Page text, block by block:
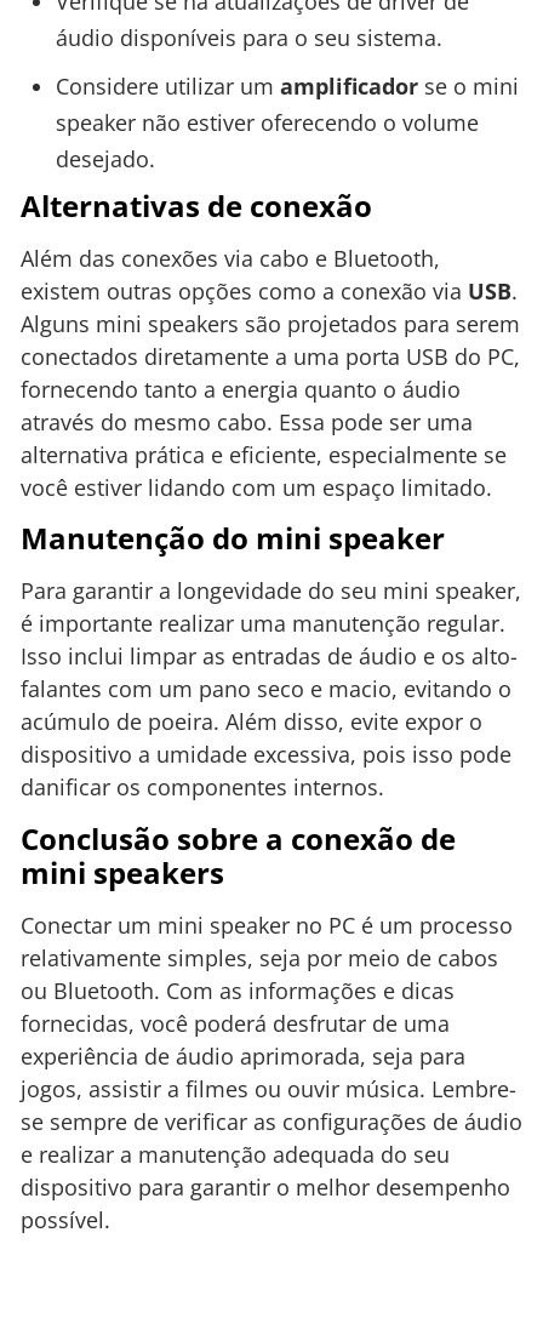
áudio disponíveis para o seu sistema.
Considere utilizar um amplificadorse o mini
speaker não estiver oferecendo o volume
desejado.
Alternativas de conexão
Além das conexões via cabo e Bluetooth,
existem outras opções como a conexão via USB.
Alguns mini speakers são projetados para serem
conectados diretamente a uma porta USB do PC,
fornecendo tanto a energia quanto o áudio
através do mesmo cabo. Essa pode ser uma
alternativa prática e eficiente, especialmente se
você estiver lidando com um espaço limitado.
Manutenção do mini speaker
Para garantir a longevidade do seu mini speaker,
é importante realizar uma manutenção regular.
Isso inclui limpar as entradas de áudio e os alto-
falantes com um pano seco e macio, evitando o
acúmulo de poeira. Além disso, evite expor o
dispositivo a umidade excessiva, pois isso pode
danificar os componentes internos.
Conclusão sobre a conexão de
mini speakers
Conectar um mini speaker no PC é um processo
relativamente simples, seja por meio de cabos
ou Bluetooth. Com as informações e dicas
fornecidas, você poderá desfrutar de uma
experiência de áudio aprimorada, seja para
jogos, assistir a filmes ou ouvir música. Lembre-
se sempre de verificar as configurações de áudio
e realizar a manutenção adequada do seu
dispositivo para garantir o melhor desempenho
possível.